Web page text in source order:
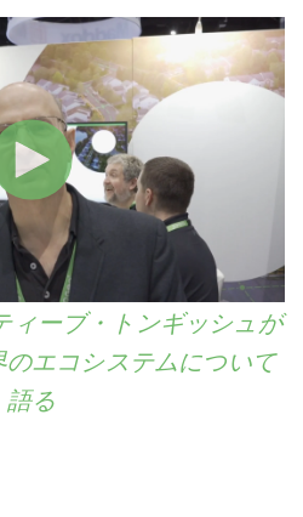
ーブ・トンギッシュが
エコシステムについて
語る